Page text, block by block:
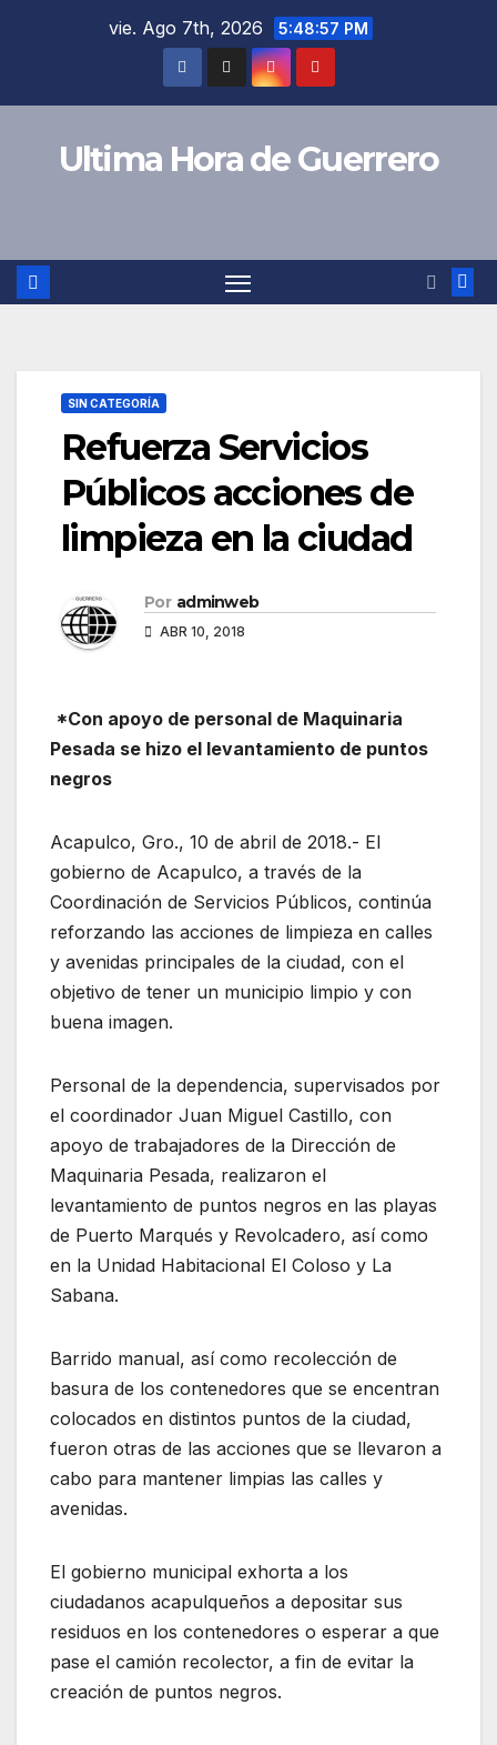
vie. Ago 7th, 2026 5:48:58 PM
Ultima Hora de Guerrero
SIN CATEGORÍA
Refuerza Servicios
Públicos acciones de
limpieza en la ciudad
Por adminweb
ABR 10, 2018
*Con apoyo de personal de Maquinaria
Pesada se hizo el levantamiento de puntos
negros
Acapulco, Gro., 10 de abril de 2018.- El
gobierno de Acapulco, a través de la
Coordinación de Servicios Públicos, continúa
reforzando las acciones de limpieza en calles
y avenidas principales de la ciudad, con el
objetivo de tener un municipio limpio y con
buena imagen.
Personal de la dependencia, supervisados por
el coordinador Juan Miguel Castillo, con
apoyo de trabajadores de la Dirección de
Maquinaria Pesada, realizaron el
levantamiento de puntos negros en las playas
de Puerto Marqués y Revolcadero, así como
en la Unidad Habitacional El Coloso y La
Sabana.
Barrido manual, así como recolección de
basura de los contenedores que se encentran
colocados en distintos puntos de la ciudad,
fueron otras de las acciones que se llevaron a
cabo para mantener limpias las calles y
avenidas.
El gobierno municipal exhorta a los
ciudadanos acapulqueños a depositar sus
residuos en los contenedores o esperar a que
pase el camión recolector, a fin de evitar la
creación de puntos negros.